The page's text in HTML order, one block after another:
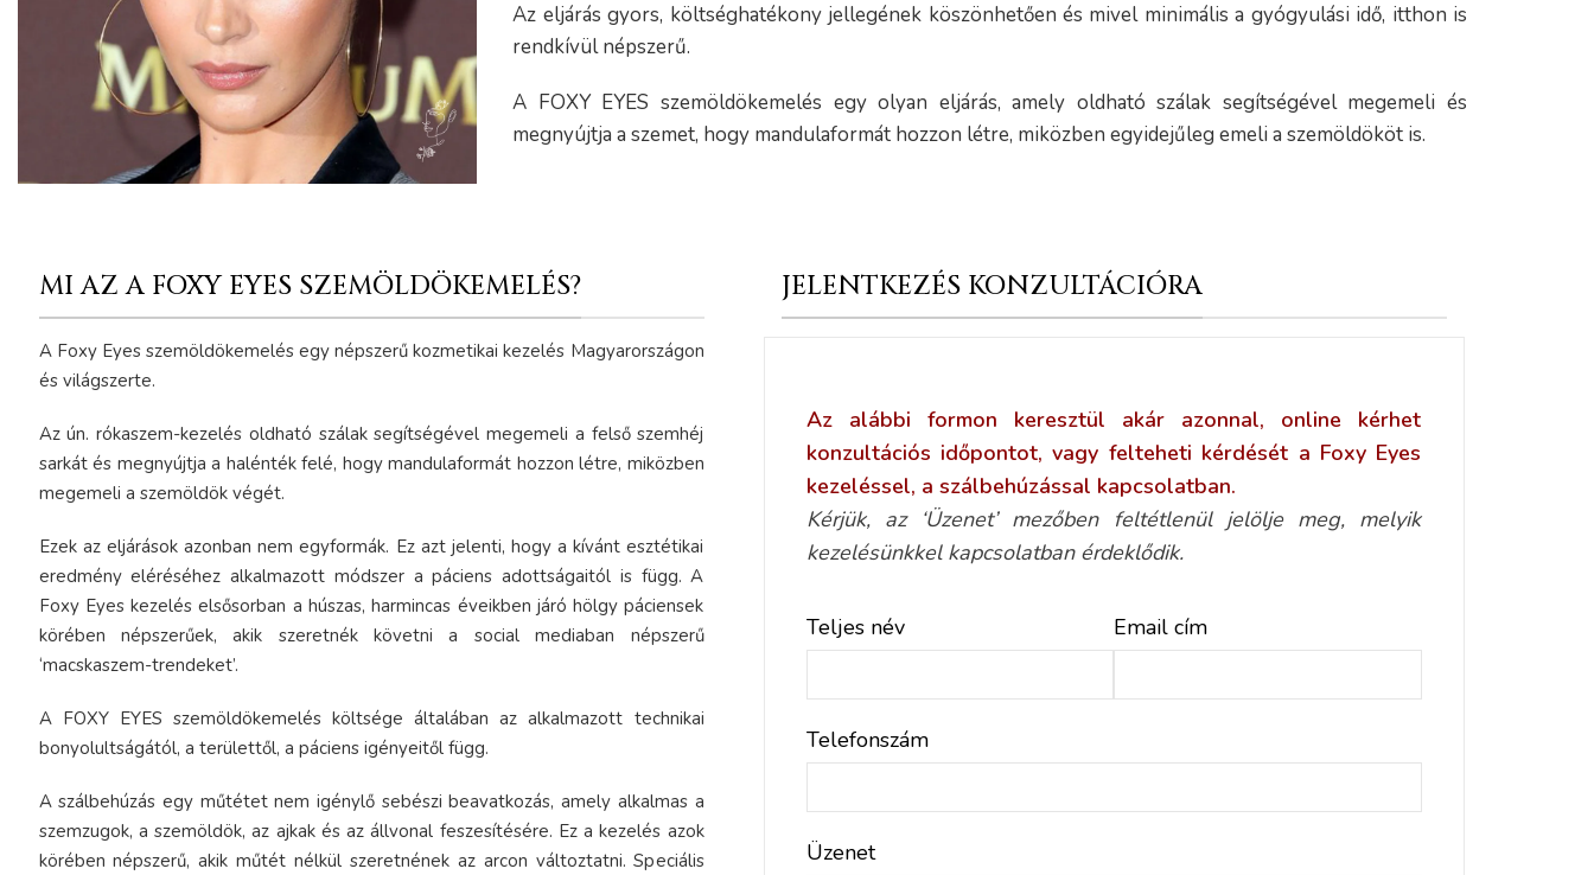
Az eljárás gyors, költséghatékony jellegének köszönhetően és mivel minimális a gyógyulási idő, itthon is
rendkívül népszerű.
A FOXY EYES szemöldökemelés egy olyan eljárás, amely oldható szálak segítségével megemeli és
megnyújtja a szemet, hogy mandulaformát hozzon létre, miközben egyidejűleg emeli a szemöldököt is.
MI AZ A FOXY EYES SZEMÖLDÖKEMELÉS?
A Foxy Eyes szemöldökemelés egy népszerű kozmetikai kezelés Magyarországon
és világszerte.
Az ún. rókaszem-kezelés oldható szálak segítségével megemeli a felső szemhéj
sarkát és megnyújtja a halénték felé, hogy mandulaformát hozzon létre, miközben
megemeli a szemöldök végét.
Ezek az eljárások azonban nem egyformák. Ez azt jelenti, hogy a kívánt esztétikai
eredmény eléréséhez alkalmazott módszer a páciens adottságaitól is függ. A
Foxy Eyes kezelés elsősorban a húszas, harmincas éveikben járó hölgy páciensek
körében népszerűek, akik szeretnék követni a social mediaban népszerű
‘macskaszem-trendeket’.
A FOXY EYES szemöldökemelés költsége általában az alkalmazott technikai
bonyolultságától, a területtől, a páciens igényeitől függ.
A szálbehúzás egy műtétet nem igénylő sebészi beavatkozás, amely alkalmas a
szemzugok, a szemöldök, az ajkak és az állvonal feszesítésére. Ez a kezelés azok
körében népszerű, akik műtét nélkül szeretnének az arcon változtatni. Speciális
JELENTKEZÉS KONZULTÁCIÓRA
Az alábbi formon keresztül akár azonnal, online kérhet
konzultációs időpontot, vagy felteheti kérdését a Foxy Eyes
kezeléssel, a szálbehúzással kapcsolatban.
Kérjük, az ‘Üzenet’ mezőben feltétlenül jelölje meg, melyik
kezelésünkkel kapcsolatban érdeklődik.
Teljes név Email cím
Telefonszám
Üzenet